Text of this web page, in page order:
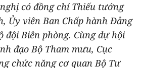
có đồng chí Thiếu tướng
Ủy viên Ban Chấp hành Đảng
đội Biên phòng. Cùng dự hội
đạo Bộ Tham mưu, Cục
chức năng cơ quan Bộ Tư